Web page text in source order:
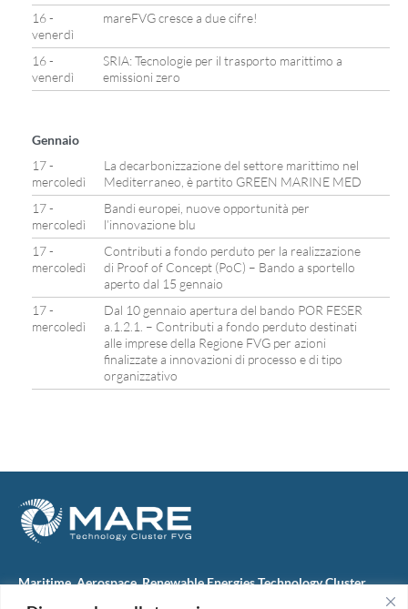
16 -
venerdì
mareFVG cresce a due cifre!
16 -
venerdì
SRIA: Tecnologie per il trasporto marittimo a
emissioni zero
Gennaio
17 -
mercoledì
La decarbonizzazione del settore marittimo nel
Mediterraneo, è partito GREEN MARINE MED
17 -
mercoledì
Bandi europei, nuove opportunità per
l’innovazione blu
17 -
mercoledì
Contributi a fondo perduto per la realizzazione
di Proof of Concept (PoC) – Bando a sportello
aperto dal 15 gennaio
17 -
mercoledì
Dal 10 gennaio apertura del bando POR FESER
a.1.2.1. – Contributi a fondo perduto destinati
alle imprese della Regione FVG per azioni
finalizzate a innovazioni di processo e di tipo
organizzativo
Maritime, Aerospace, Renewable Energies Technology Cluster